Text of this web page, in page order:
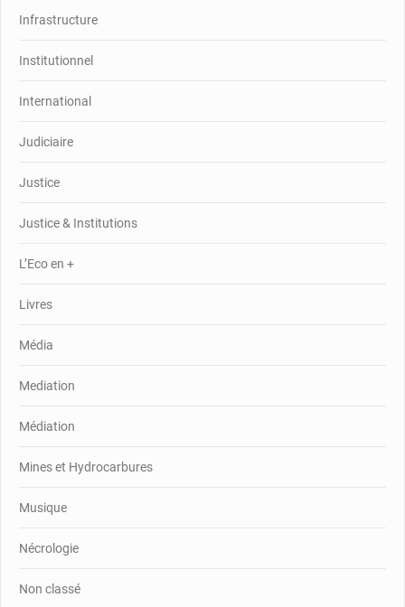
Infrastructure
Institutionnel
International
Judiciaire
Justice
Justice & Institutions
L’Eco en +
Livres
Média
Mediation
Médiation
Mines et Hydrocarbures
Musique
Nécrologie
Non classé